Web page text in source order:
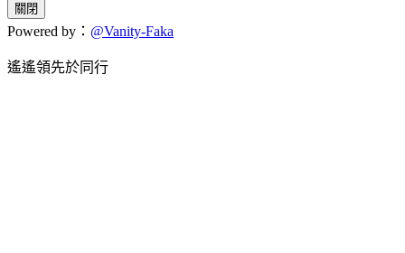
關閉
Powered by： @Vanity-Faka
遙遙領先於同行